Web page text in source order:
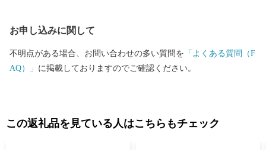
お申し込みに関して
不明点がある場合、お問い合わせの多い質問を 「よくある質問（F
AQ）」 に掲載しておりますのでご確認ください。
この返礼品を見ている人はこちらもチェック